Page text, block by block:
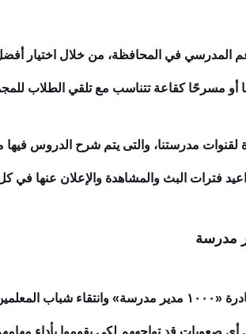
في المحافظة، من خلال اختيار أفضل
أو مسرحًا كقاعة تتناسب مع تلقي الطلاب
لقنوات مدرستنا، والتى يتم شرح الدروس
فترات البث والمشاهدة والإعلان عنها في
وأشار الوزير إلى اهتمام رئيس الجمهورية بمبادرة
أي صعوبات قد تواجههم لكي يقوموا بأداء